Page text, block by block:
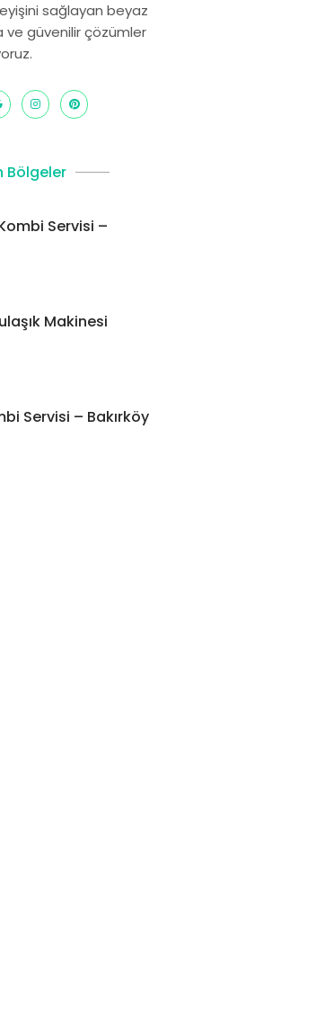
sağlayan beyaz
ve güvenilir çözümler
Bölgeler
Servisi –
Makinesi
Servisi – Bakırköy